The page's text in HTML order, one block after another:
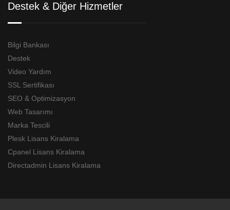
Destek & Diğer Hizmetler
Bilgi Bankası
Destek
Video Yardım
SSL Sertifikası
SEO & Optimizasyon
Web Tasarımı
Marka Tescili
Plesk Lisans Kiralama
Cpanel Lisans Kiralama
Directadmin Lisans Kiralama